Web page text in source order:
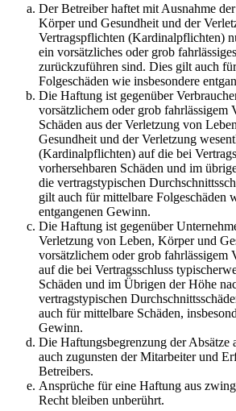
Der Betreiber haftet mit Ausnahme
Körper und Gesundheit und der
Vertragspflichten (Kardinalpflichten)
ein vorsätzliches oder grob
zurückzuführen sind. Dies gilt auch
Folgeschäden wie insbesondere
Die Haftung ist gegenüber
vorsätzlichem oder grob fahrlässigem
Schäden aus der Verletzung von
Gesundheit und der Verletzung
(Kardinalpflichten) auf die bei
vorhersehbaren Schäden und im
die vertragstypischen
gilt auch für mittelbare Folgeschäden
entgangenen Gewinn.
Die Haftung ist gegenüber
Verletzung von Leben, Körper und
vorsätzlichem oder grob fahrlässigem
auf die bei Vertragsschluss
Schäden und im Übrigen der Höhe
vertragstypischen
auch für mittelbare Schäden,
Gewinn.
Die Haftungsbegrenzung der Absätze
auch zugunsten der Mitarbeiter und
Betreibers.
Ansprüche für eine Haftung aus
Recht bleiben unberührt.